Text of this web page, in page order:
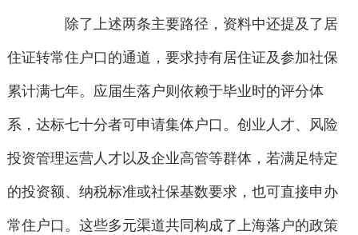
除了上述两条主要路径，资料中还提及了居
住证转常住户口的通道，要求持有居住证及参加社保
累计满七年。应届生落户则依赖于毕业时的评分体
系，达标七十分者可申请集体户口。创业人才、风险
投资管理运营人才以及企业高管等群体，若满足特定
的投资额、纳税标准或社保基数要求，也可直接申办
常住户口。这些多元渠道共同构成了上海落户的政策